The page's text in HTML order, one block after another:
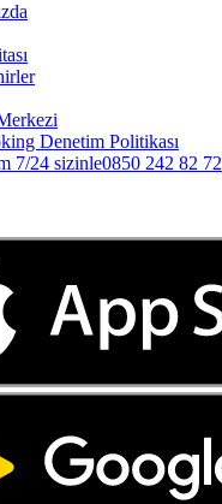
Denetim Politikası
7/24 sizinle0850 242 82 72